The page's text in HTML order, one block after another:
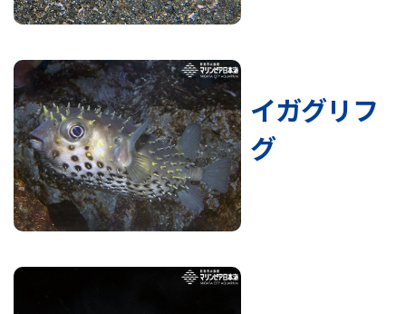
イガグリフ
グ